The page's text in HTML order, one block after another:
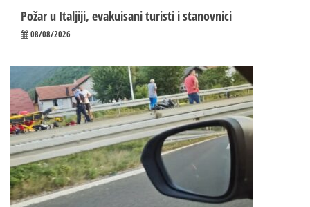
Požar u Italjiji, evakuisani turisti i stanovnici
08/08/2026